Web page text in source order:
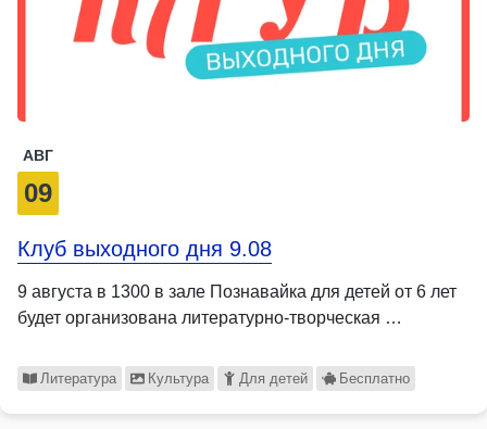
АВГ
09
Клуб выходного дня 9.08
9 августа в 1300 в зале Познавайка для детей от 6 лет
будет организована литературно-творческая …
Литература Культура Для детей Бесплатно